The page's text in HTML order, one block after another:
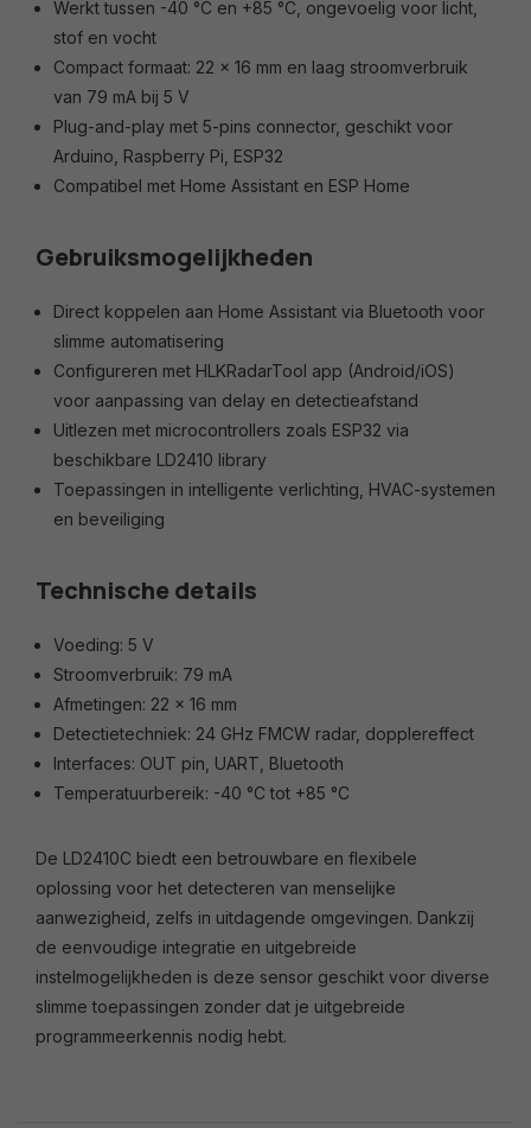
Werkt tussen -40 °C en +85 °C, ongevoelig voor licht,
stof en vocht
Compact formaat: 22 x 16 mm en laag stroomverbruik
van 79 mA bij 5 V
Plug-and-play met 5-pins connector, geschikt voor
Arduino, Raspberry Pi, ESP32
Compatibel met Home Assistant en ESP Home
Gebruiksmogelijkheden
Direct koppelen aan Home Assistant via Bluetooth voor
slimme automatisering
Configureren met HLKRadarTool app (Android/iOS)
voor aanpassing van delay en detectieafstand
Uitlezen met microcontrollers zoals ESP32 via
beschikbare LD2410 library
Toepassingen in intelligente verlichting, HVAC-systemen
en beveiliging
Technische details
Voeding: 5 V
Stroomverbruik: 79 mA
Afmetingen: 22 x 16 mm
Detectietechniek: 24 GHz FMCW radar, dopplereffect
Interfaces: OUT pin, UART, Bluetooth
Temperatuurbereik: -40 °C tot +85 °C
De LD2410C biedt een betrouwbare en flexibele
oplossing voor het detecteren van menselijke
aanwezigheid, zelfs in uitdagende omgevingen. Dankzij
de eenvoudige integratie en uitgebreide
instelmogelijkheden is deze sensor geschikt voor diverse
slimme toepassingen zonder dat je uitgebreide
programmeerkennis nodig hebt.